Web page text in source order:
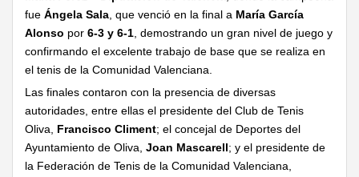
fue Ángela Sala , que venció en la final a María García
Alonso por 6-3 y 6-1 , demostrando un gran nivel de juego y
confirmando el excelente trabajo de base que se realiza en
el tenis de la Comunidad Valenciana.
Las finales contaron con la presencia de diversas
autoridades, entre ellas el presidente del Club de Tenis
Oliva, Francisco Climent; el concejal de Deportes del
Ayuntamiento de Oliva, Joan Mascarell; y el presidente de
la Federación de Tenis de la Comunidad Valenciana,